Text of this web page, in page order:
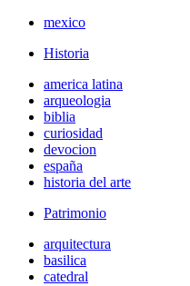
mexico
Historia
america latina
arqueologia
biblia
curiosidad
devocion
españa
historia del arte
Patrimonio
arquitectura
basilica
catedral